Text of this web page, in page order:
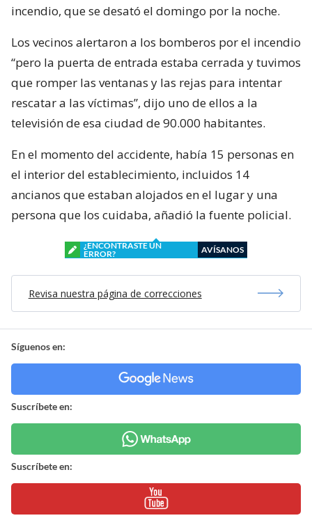
incendio, que se desató el domingo por la noche.
Los vecinos alertaron a los bomberos por el incendio
“pero la puerta de entrada estaba cerrada y tuvimos
que romper las ventanas y las rejas para intentar
rescatar a las víctimas”, dijo uno de ellos a la
televisión de esa ciudad de 90.000 habitantes.
En el momento del accidente, había 15 personas en
el interior del establecimiento, incluidos 14
ancianos que estaban alojados en el lugar y una
persona que los cuidaba, añadió la fuente policial.
¿ENCONTRASTE UN
ERROR?
AVÍSANOS
Revisa nuestra página de correcciones
Síguenos en:
Suscríbete en:
Suscríbete en: